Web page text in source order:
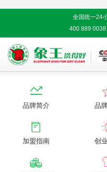
全国统一24
400 889

品牌简介 品

加盟指南 创
